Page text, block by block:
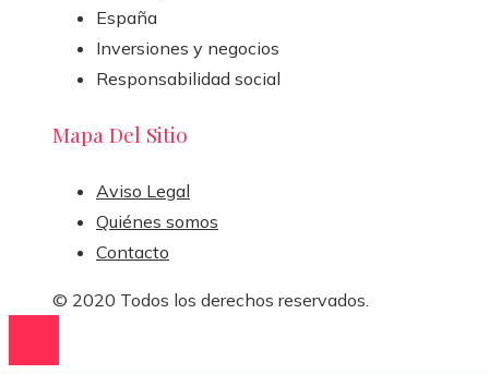
España
Inversiones y negocios
Responsabilidad social
Mapa Del Sitio
Aviso Legal
Quiénes somos
Contacto
© 2020 Todos los derechos reservados.